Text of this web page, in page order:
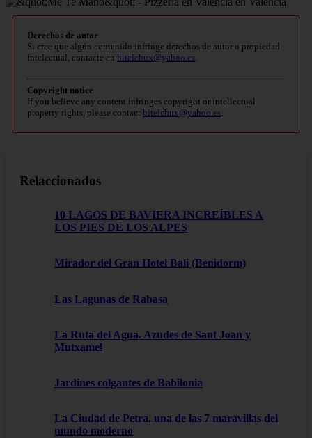
Derechos de autor
Si cree que algún contenido infringe derechos de autor o propiedad
intelectual, contacte en bitelchux@yahoo.es
Copyright notice
If you believe any content infringes copyright or intellectual
property rights, please contact bitelchux@yahoo.es
Relaccionados
10 LAGOS DE BAVIERA INCREÍBLES A
LOS PIES DE LOS ALPES
Mirador del Gran Hotel Bali (Benidorm)
Las Lagunas de Rabasa
La Ruta del Agua. Azudes de Sant Joan y
Mutxamel
Jardines colgantes de Babilonia
La Ciudad de Petra, una de las 7 maravillas del
mundo moderno